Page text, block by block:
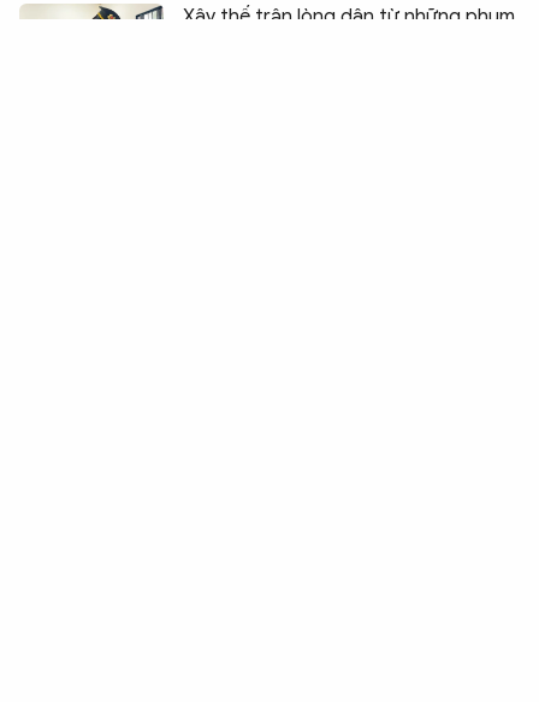
Xây thế trận lòng dân từ những phum,